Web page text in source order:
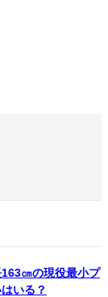
㎝の現役最小プ
いる？